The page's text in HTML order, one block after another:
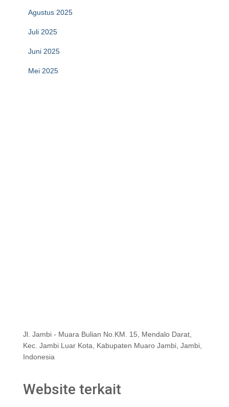
Agustus 2025
Juli 2025
Juni 2025
Mei 2025
Jl. Jambi - Muara Bulian No.KM. 15, Mendalo Darat,
Kec. Jambi Luar Kota, Kabupaten Muaro Jambi, Jambi,
Indonesia
Website terkait